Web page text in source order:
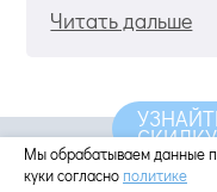
Читать дальше
Мы всё знаем
Мы обрабатываем данные
куки согласно политике